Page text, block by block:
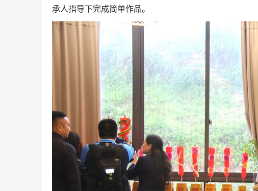
承人指导下完成简单作品。